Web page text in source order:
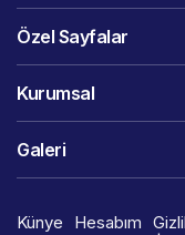
Özel Sayfalar
Kurumsal
Galeri
Künye Hesabım